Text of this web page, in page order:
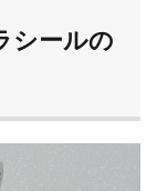
シールの